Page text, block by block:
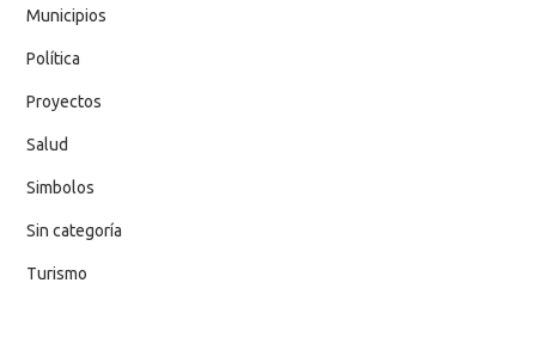
Municipios
Política
Proyectos
Salud
Simbolos
Sin categoría
Turismo